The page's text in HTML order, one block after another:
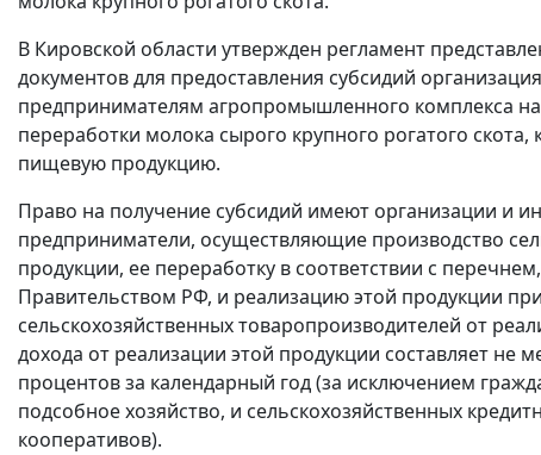
В Кировской области утвержден регламент
документов для предоставления субсидий
предпринимателям агропромышленного комплекса
переработки молока сырого крупного рогатого скота,
пищевую продукцию.
Право на получение субсидий имеют организации и
предприниматели, осуществляющие производство
продукции, ее переработку в соответствии с
Правительством РФ, и реализацию этой продукции
сельскохозяйственных товаропроизводителей от
дохода от реализации этой продукции составляет не
процентов за календарный год (за исключением
подсобное хозяйство, и сельскохозяйственных
кооперативов).